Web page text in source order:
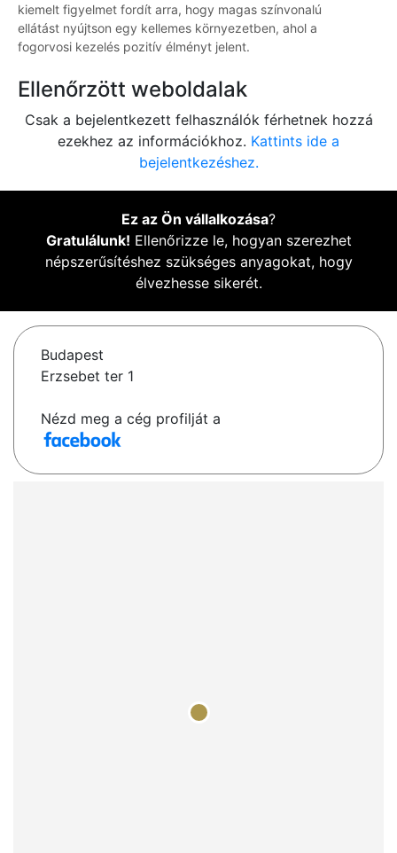
kiemelt figyelmet fordít arra, hogy magas színvonalú
ellátást nyújtson egy kellemes környezetben, ahol a
fogorvosi kezelés pozitív élményt jelent.
Ellenőrzött weboldalak
Csak a bejelentkezett felhasználók férhetnek hozzá
ezekhez az információkhoz. Kattints ide a
bejelentkezéshez.
Ez az Ön vállalkozása?
Gratulálunk! Ellenőrizze le, hogyan szerezhet
népszerűsítéshez szükséges anyagokat, hogy
élvezhesse sikerét.
Budapest
Erzsebet ter 1
Nézd meg a cég profilját a